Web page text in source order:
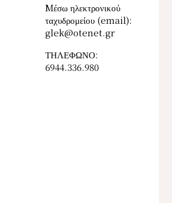
Mέσω ηλεκτρονικού
ταχυδρομείου (email):
glek@otenet.gr
ΤΗΛΕΦΩΝΟ:
6944.336.980